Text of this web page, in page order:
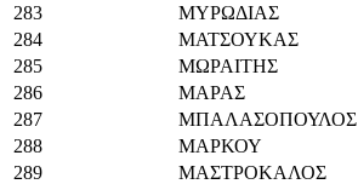
283
ΜΥΡΩΔΙΑΣ
284
ΜΑΤΣΟΥΚΑΣ
285
ΜΩΡΑΙΤΗΣ
286
ΜΑΡΑΣ
287
ΜΠΑΛΑΣΟΠΟΥΛΟΣ
288
ΜΑΡΚΟΥ
289
ΜΑΣΤΡΟΚΑΛΟΣ